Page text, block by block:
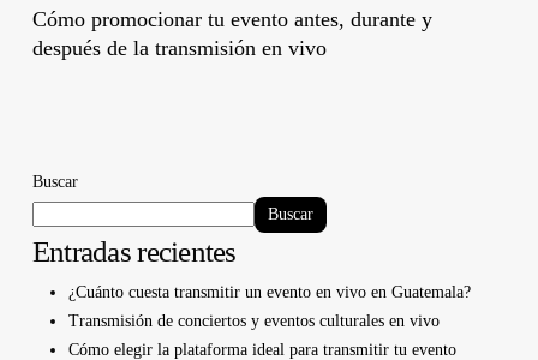
Cómo promocionar tu evento antes, durante y
después de la transmisión en vivo
Buscar
Buscar
Entradas recientes
¿Cuánto cuesta transmitir un evento en vivo en Guatemala?
Transmisión de conciertos y eventos culturales en vivo
Cómo elegir la plataforma ideal para transmitir tu evento